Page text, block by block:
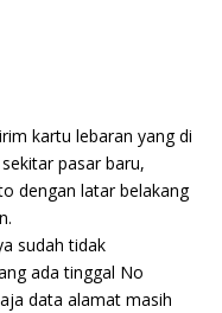
kartu lebaran yang di
pasar baru,
dengan latar belakang
sudah tidak
ada tinggal No
data alamat masih